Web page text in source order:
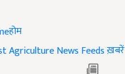
होम
ख़बरें